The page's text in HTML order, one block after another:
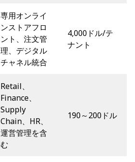
専用オンライ
ンストアフロ
ント、注文管
理、デジタル
チャネル統合
4,000ドル/テ
ナント
Retail、
Finance、
Supply
Chain、HR、
運営管理を含
む
190～200ドル